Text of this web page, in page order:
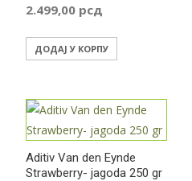
2.499,00 рсд
ДОДАЈ У КОРПУ
Aditiv Van den Eynde
Strawberry- jagoda 250 gr